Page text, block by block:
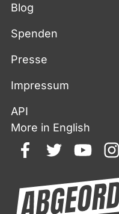
Blog
Spenden
Presse
Impressum
API
More in English
facebooktwitteryoutube